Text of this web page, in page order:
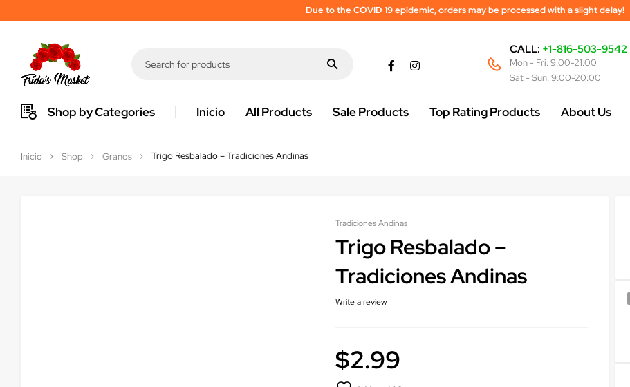
Due to the COVID 19 epidemic, orders may be processed with a slight delay!
CALL: +1-816-503-9542
Mon - Fri: 9:00-21:00
Sat - Sun: 9:00-20:00
Shop by Categories Inicio All Products Sale Products Top Rating Products About Us
Inicio Shop Granos Trigo Resbalado – Tradiciones Andinas
Tradiciones Andinas
Trigo Resbalado –
Tradiciones Andinas
Write a review
$2.99